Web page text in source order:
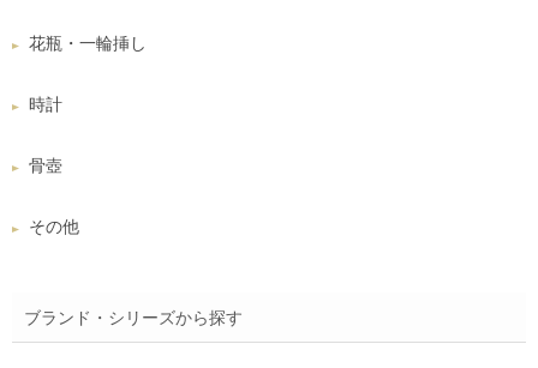
花瓶・一輪挿し
時計
骨壺
その他
ブランド・シリーズから探す